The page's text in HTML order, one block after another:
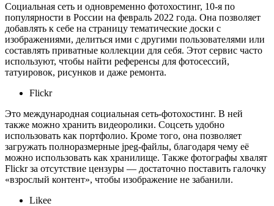
Социальная сеть и одновременно фотохостинг, 10-я по
популярности в России на февраль 2022 года. Она позволяет
добавлять к себе на страницу тематические доски с
изображениями, делиться ими с другими пользователями или
составлять приватные коллекции для себя. Этот сервис часто
используют, чтобы найти референсы для фотосессий,
татуировок, рисунков и даже ремонта.
Flickr
Это международная социальная сеть-фотохостинг. В ней
также можно хранить видеоролики. Соцсеть удобно
использовать как портфолио. Кроме того, она позволяет
загружать полноразмерные jpeg-файлы, благодаря чему её
можно использовать как хранилище. Также фотографы хвалят
Flickr за отсутствие цензуры — достаточно поставить галочку
«взрослый контент», чтобы изображение не забанили.
Likee